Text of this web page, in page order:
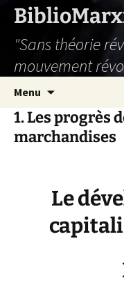
Aller
contenu
"Sans théorie
mouvement
Menu
1. Les progrès
marchandises
Le